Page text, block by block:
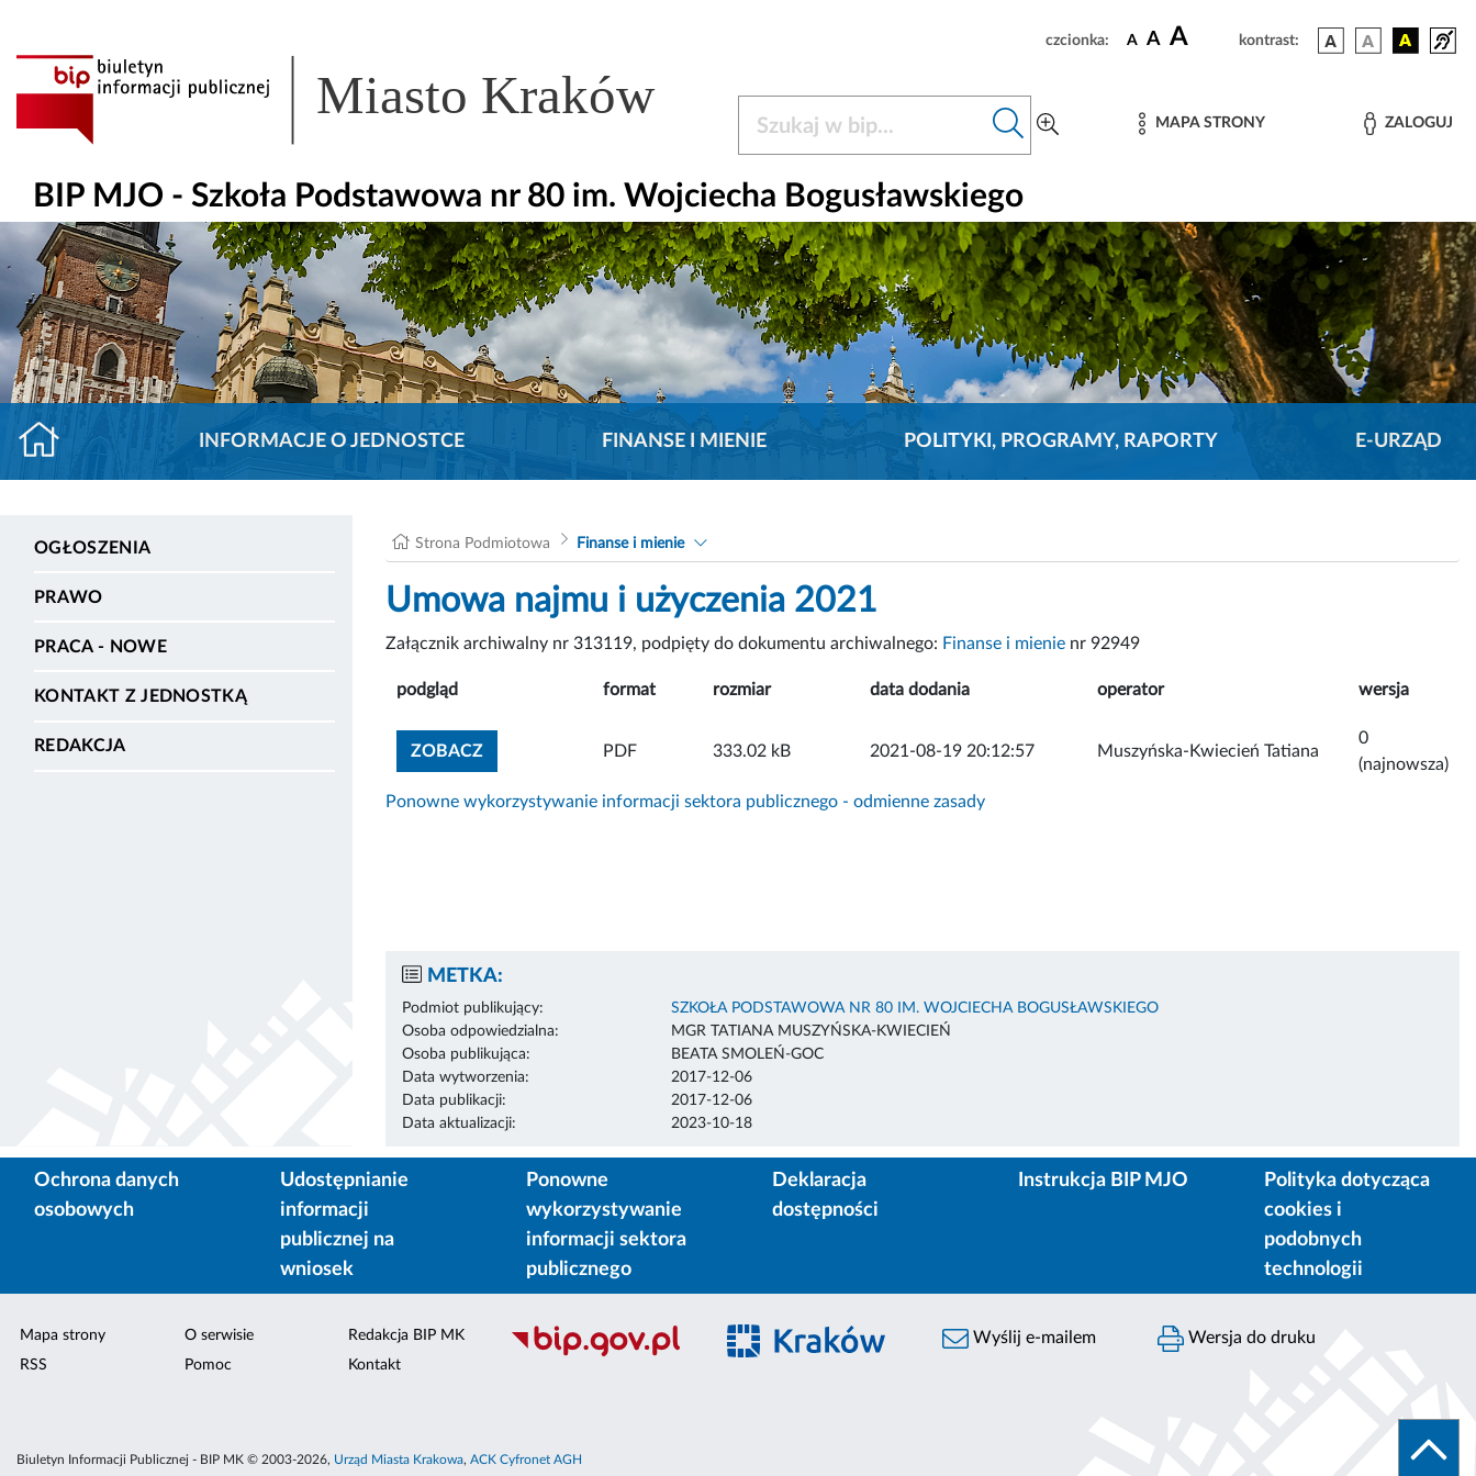
czcionka: A A A kontrast:
Miasto Kraków MAPA STRONY ZALOGUJ
BIP MJO - Szkoła Podstawowa nr 80 im. Wojciecha Bogusławskiego
INFORMACJE O JEDNOSTCE FINANSE I MIENIE POLITYKI, PROGRAMY, RAPORTY E-URZĄD
OGŁOSZENIA
PRAWO
PRACA - NOWE
KONTAKT Z JEDNOSTKĄ
REDAKCJA
Strona Podmiotowa Finanse i mienie
Umowa najmu i użyczenia 2021
Załącznik archiwalny nr 313119, podpięty do dokumentu archiwalnego: Finanse i mienie nr 92949
podgląd format rozmiar data dodania operator wersja
ZOBACZZOBACZ ZAŁĄCZNIK
PDF 333.02 kB 2021-08-19 20:12:57 Muszyńska-Kwiecień Tatiana
0
(najnowsza)
Ponowne wykorzystywanie informacji sektora publicznego - odmienne zasady
METKA:
Podmiot publikujący:
SZKOŁA PODSTAWOWA NR 80 IM. WOJCIECHA BOGUSŁAWSKIEGO
Osoba odpowiedzialna:
MGR TATIANA MUSZYŃSKA-KWIECIEŃ
Osoba publikująca:
BEATA SMOLEŃ-GOC
Data wytworzenia:
2017-12-06
Data publikacji:
2017-12-06
Data aktualizacji:
2023-10-18
Ochrona danych
osobowych
Udostępnianie
informacji
publicznej na
wniosek
Ponowne
wykorzystywanie
informacji sektora
publicznego
Deklaracja
dostępności
Instrukcja BIP MJO
Polityka dotycząca
cookies i
podobnych
technologii
Mapa strony
RSS
O serwisie
Pomoc
Redakcja BIP MK
Kontakt
Wyślij e-mailem Wersja do druku
Biuletyn Informacji Publicznej - BIP MK © 2003-2026, Urząd Miasta Krakowa, ACK Cyfronet AGH